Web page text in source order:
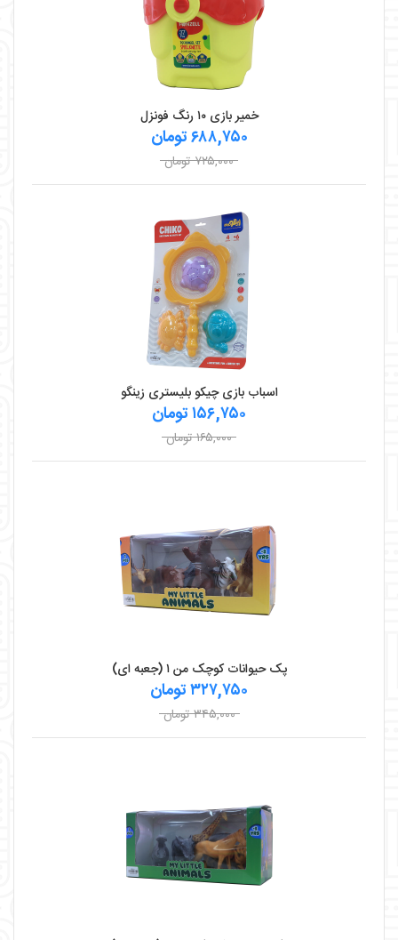
خمیر بازی ۱۰ رنگ فونزل
۶۸۸,۷۵۰ تومان
۷۲۵,۰۰۰ تومان
اسباب بازی چیکو بلیستری زینگو
۱۵۶,۷۵۰ تومان
۱۶۵,۰۰۰ تومان
پک حیوانات کوچک من ۱ (جعبه ای)
۳۲۷,۷۵۰ تومان
۳۴۵,۰۰۰ تومان